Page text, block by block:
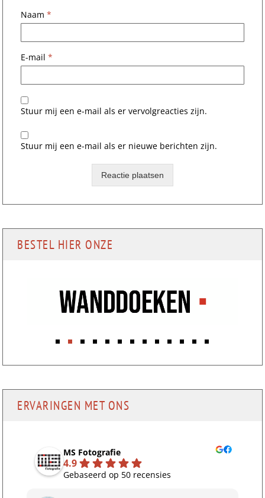
Naam*
E-mail*
Stuur mij een e-mail als er vervolgreacties zijn.
Stuur mij een e-mail als er nieuwe berichten zijn.
BESTEL HIER ONZE
ERVARINGEN MET ONS
MS Fotografie
4.9
Gebaseerd op 50 recensies